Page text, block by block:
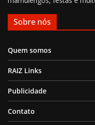
Sobre nós
Quem somos
RAIZ Links
Publicidade
Contato